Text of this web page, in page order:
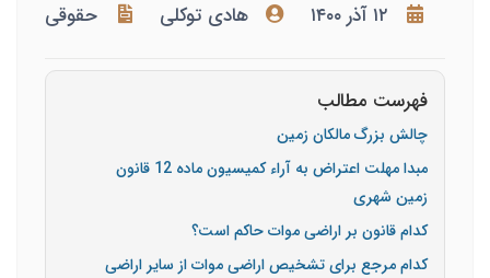
۱۲ آذر ۱۴۰۰ هادی توکلی حقوقی
فهرست مطالب
چالش بزرگ مالکان زمین
مبدا مهلت اعتراض به آراء کمیسیون ماده 12 قانون
زمین شهری
کدام قانون بر اراضی موات حاکم است؟
کدام مرجع برای تشخیص اراضی موات از سایر اراضی